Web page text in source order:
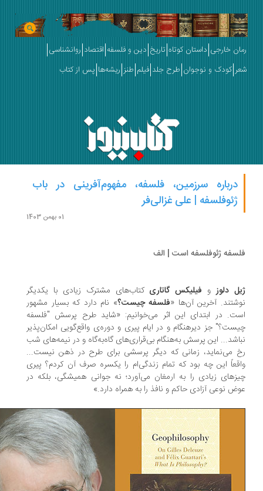
خارجی داستان کوتاه تاریخ دین و فلسفه اقتصاد روانشناسی
کودک و نوجوان طرح جلد فیلم طنز ریشه‌ها پس از کتاب
درباره سرزمین، فلسفه، مفهوم‌آفرینی در باب
ژئوفلسفه | علی غزالی‌فر
ژئوفلسفه است | الف
دلوزو فیلیکس گاتاری کتاب‌های مشترک زیادی با یکدیگر
آخرین آن‌ها «فلسفه چیست؟» نام دارد که بسیار مشهور
در ابتدای این اثر می‌خوانیم: «شاید طرح پرسش "فلسفه
جز دیرهنگام و در ایام پیری و دوره‌ی واقع‌گویی امکان‌پذیر
این پرسش به‌هنگام بی‌قراری‌های گاه‌به‌گاه و در نیمه‌های شب
می‌نماید، زمانی که دیگر پرسشی برای طرح در ذهن نیست...
این چه بود که تمام زندگی‌ام را یکسره صرف آن کردم؟ پیری
زیادی را به ارمغان می‌آورد؛ نه جوانی همیشگی، بلکه در
نوعی آزادی حاکم و نافذ را به همراه دارد.»